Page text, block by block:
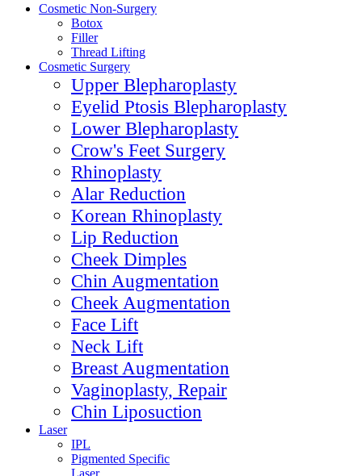
Cosmetic Non-Surgery
Botox
Filler
Thread Lifting
Cosmetic Surgery
Upper Blepharoplasty
Eyelid Ptosis Blepharoplasty
Lower Blepharoplasty
Crow's Feet Surgery
Rhinoplasty
Alar Reduction
Korean Rhinoplasty
Lip Reduction
Cheek Dimples
Chin Augmentation
Cheek Augmentation
Face Lift
Neck Lift
Breast Augmentation
Vaginoplasty, Repair
Chin Liposuction
Laser
IPL
Pigmented Specific
Laser